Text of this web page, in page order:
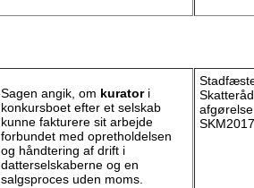
Sagen angik, om kuratori
konkursboet efter et selskab
kunne fakturere sit arbejde
forbundet med opretholdelsen
og håndtering af drift i
datterselskaberne og en
salgsproces uden moms.